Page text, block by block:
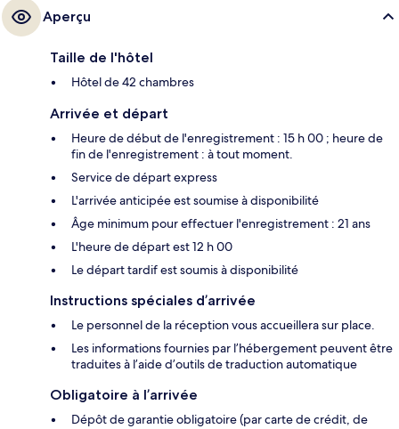
Aperçu
Taille de l'hôtel
Hôtel de 42 chambres
Arrivée et départ
Heure de début de l'enregistrement : 15 h 00 ; heure de
fin de l'enregistrement : à tout moment.
Service de départ express
L'arrivée anticipée est soumise à disponibilité
Âge minimum pour effectuer l'enregistrement : 21 ans
L'heure de départ est 12 h 00
Le départ tardif est soumis à disponibilité
Instructions spéciales d’arrivée
Le personnel de la réception vous accueillera sur place.
Les informations fournies par l’hébergement peuvent être
traduites à l’aide d’outils de traduction automatique
Obligatoire à l’arrivée
Dépôt de garantie obligatoire (par carte de crédit, de